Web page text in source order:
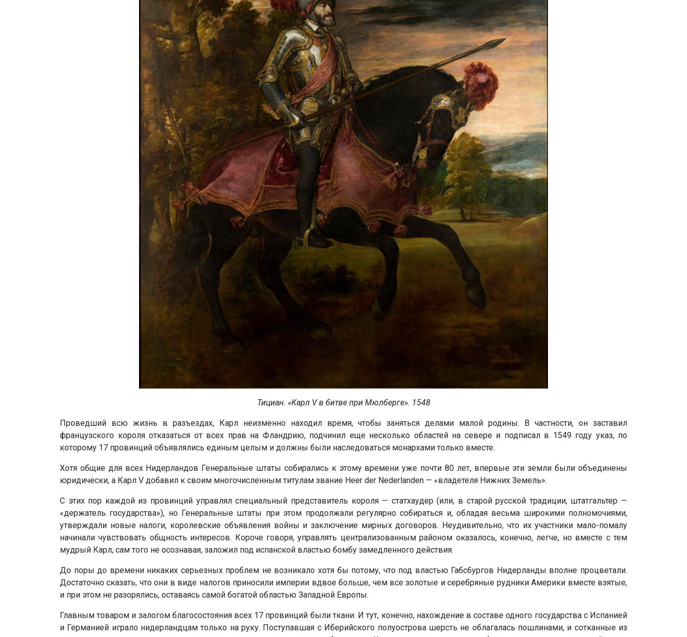
Тициан. «Карл V в битве при Мюлберге». 1548
Проведший всю жизнь в разъездах, Карл неизменно находил время, чтобы заняться делами малой родины. В частности, он заставил
французского короля отказаться от всех прав на Фландрию, подчинил еще несколько областей на севере и подписал в 1549 году указ, по
которому 17 провинций объявлялись единым целым и должны были наследоваться монархами только вместе.
Хотя общие для всех Нидерландов Генеральные штаты собирались к этому времени уже почти 80 лет, впервые эти земли были объединены
юридически, а Карл V добавил к своим многочисленным титулам звание Heer der Nederlanden — «владетеля Нижних Земель».
С этих пор каждой из провинций управлял специальный представитель короля — статхаудер (или, в старой русской традиции, штатгальтер —
«держатель государства»), но Генеральные штаты при этом продолжали регулярно собираться и, обладая весьма широкими полномочиями,
утверждали новые налоги, королевские объявления войны и заключение мирных договоров. Неудивительно, что их участники мало-помалу
начинали чувствовать общность интересов. Короче говоря, управлять централизованным районом оказалось, конечно, легче, но вместе с тем
мудрый Карл, сам того не осознавая, заложил под испанской властью бомбу замедленного действия.
До поры до времени никаких серьезных проблем не возникало хотя бы потому, что под властью Габсбургов Нидерланды вполне процветали.
Достаточно сказать, что они в виде налогов приносили империи вдвое больше, чем все золотые и серебряные рудники Америки вместе взятые,
и при этом не разорялись, оставаясь самой богатой областью Западной Европы.
Главным товаром и залогом благосостояния всех 17 провинций были ткани. И тут, конечно, нахождение в составе одного государства с Испанией
и Германией играло нидерландцам только на руку. Поступавшая с Иберийского полуострова шерсть не облагалась пошлинами, и сотканные из